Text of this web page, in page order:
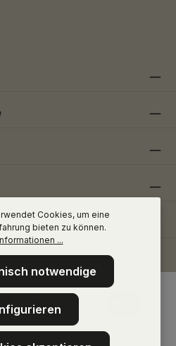
Cookies, um eine
bieten zu können.
...
notwendige